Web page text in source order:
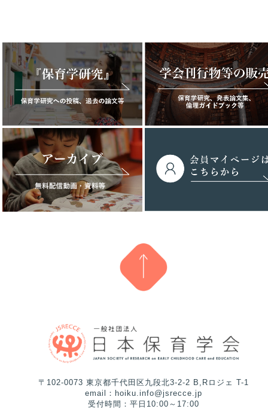
〒102-0073 東京都千代田区九段北3-2-2 B,Rロジェ T-1
email：hoiku.info@jsrecce.jp
受付時間：平日10:00～17:00